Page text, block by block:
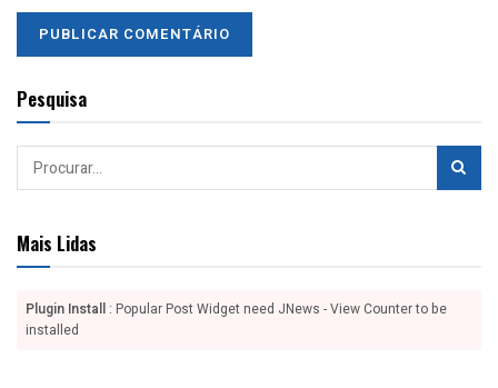
Pesquisa
Mais Lidas
Plugin Install : Popular Post Widget need JNews - View Counter to be
installed